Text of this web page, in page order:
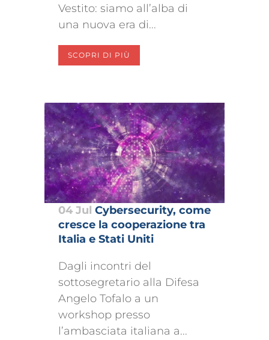
Vestito: siamo all’alba di
una nuova era di...
SCOPRI DI PIÙ
04 Jul Cybersecurity, come
cresce la cooperazione tra
Italia e Stati Uniti
Dagli incontri del
sottosegretario alla Difesa
Angelo Tofalo a un
workshop presso
l’ambasciata italiana a...